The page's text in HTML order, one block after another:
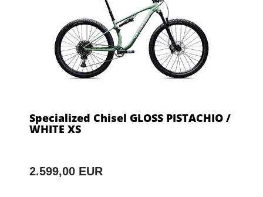
Specialized Chisel GLOSS PISTACHIO /
WHITE XS
2.599,00 EUR